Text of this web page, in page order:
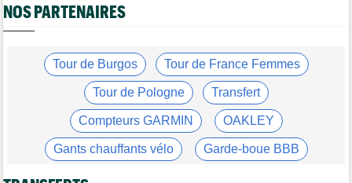
Tour de France Femmes
06/08
Tour de France Femmes
Kim Le Court Pienaar : "La course a été complètement folle"
Isaac Del Toro prolonge avec UAE Team Emirates-XRG jusqu'en
06/08
Tour de Burgos
Felix Gall : "J’espère conserver ce maillot de leader"
NOS PARTENAIRES
Tour de Burgos Tour de France Femmes
Tour de Pologne Transfert
Compteurs GARMIN OAKLEY
Gants chauffants vélo Garde-boue BBB
Casque ABUS